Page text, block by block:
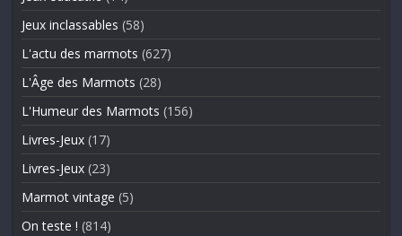
Jeux inclassables (58)
L'actu des marmots (627)
L'Âge des Marmots (28)
L'Humeur des Marmots (156)
Livres-Jeux (17)
Livres-Jeux (23)
Marmot vintage (5)
On teste ! (814)